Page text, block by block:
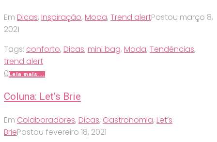
Em Dicas, Inspiração, Moda, Trend alertPostou março 8,
2021
Tags: conforto, Dicas, mini bag, Moda, Tendências,
trend alert
0Leia mais...
Coluna: Let’s Brie
Em Colaboradores, Dicas, Gastronomia, Let’s
BriePostou fevereiro 18, 2021